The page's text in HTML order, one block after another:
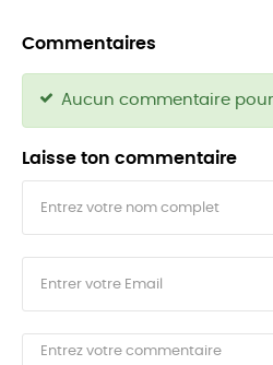
Commentaires
Aucun commentaire
Laisse ton commentaire